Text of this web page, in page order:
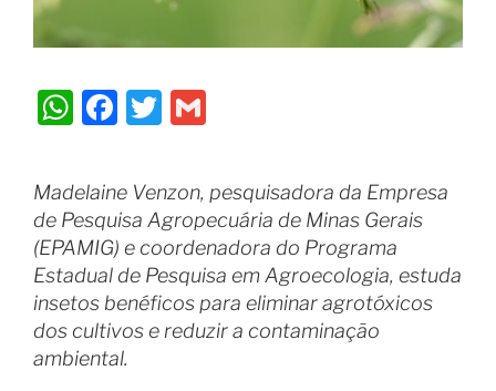
W
at
s
A
p
p
F
c
e
b
o
o
k
T
itt
er
ai
l
Madelaine Venzon, pesquisadora da Empresa
de Pesquisa Agropecuária de Minas Gerais
(EPAMIG) e coordenadora do Programa
Estadual de Pesquisa em Agroecologia, estuda
insetos benéficos para eliminar agrotóxicos
dos cultivos e reduzir a contaminação
ambiental.